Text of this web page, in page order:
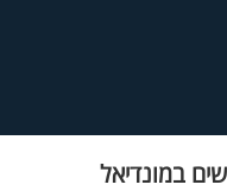
במונדיאל